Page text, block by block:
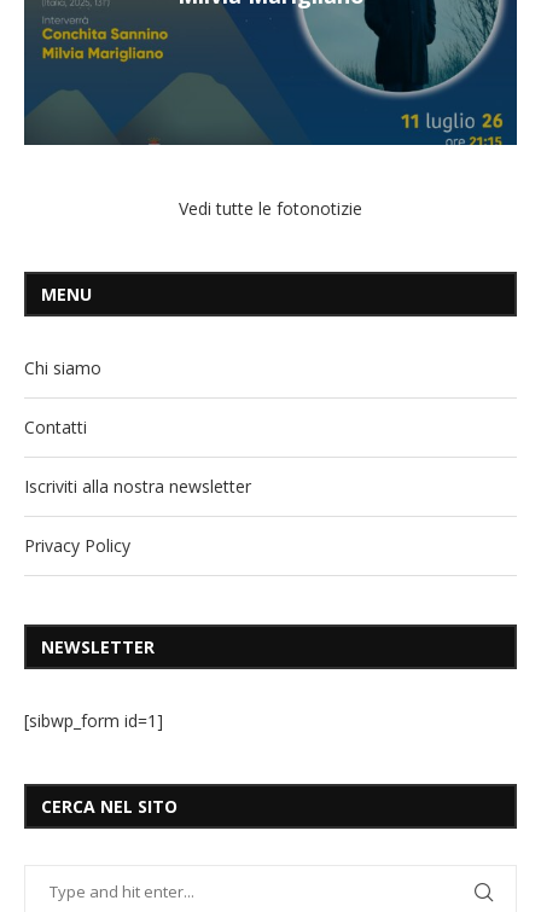
Vedi tutte le fotonotizie
MENU
Chi siamo
Contatti
Iscriviti alla nostra newsletter
Privacy Policy
NEWSLETTER
[sibwp_form id=1]
CERCA NEL SITO